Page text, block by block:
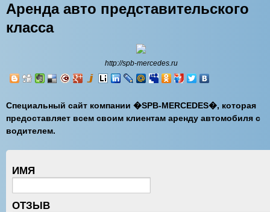
Аренда авто представительского
класса
http://spb-mercedes.ru
Специальный сайт компании �SPB-MERCEDES�, которая
предоставляет всем своим клиентам аренду автомобиля с
водителем.
ИМЯ
ОТЗЫВ